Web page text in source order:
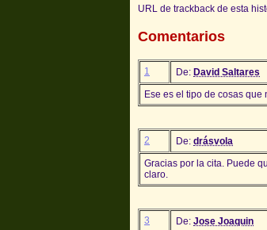
URL de trackback de esta
Comentarios
1 De: David Saltares
Ese es el tipo de cosas
2 De: drásvola
Gracias por la cita. Puede
claro.
3 De: Jose Joaquin